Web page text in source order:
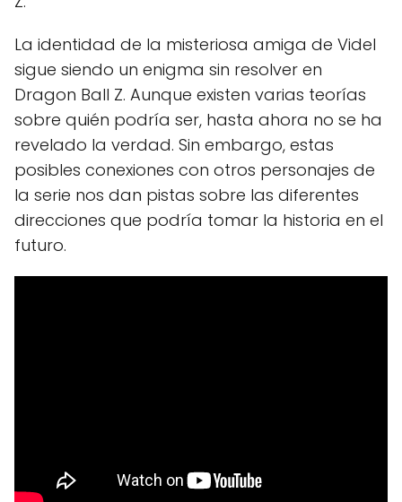
La identidad de la misteriosa amiga de Videl
sigue siendo un enigma sin resolver en
Dragon Ball Z. Aunque existen varias teorías
sobre quién podría ser, hasta ahora no se ha
revelado la verdad. Sin embargo, estas
posibles conexiones con otros personajes de
la serie nos dan pistas sobre las diferentes
direcciones que podría tomar la historia en el
futuro.